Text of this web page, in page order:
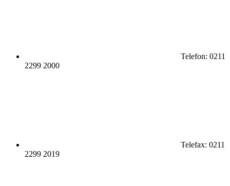
Telefon: 0211
2299 2000
Telefax: 0211
2299 2019